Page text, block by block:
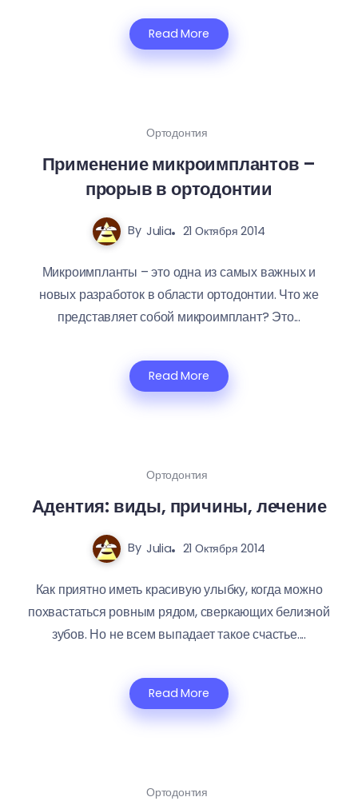
Read More
Ортодонтия
Применение микроимплантов –
прорыв в ортодонтии
By Julia 21 Октября 2014
Микроимпланты – это одна из самых важных и
новых разработок в области ортодонтии. Что же
представляет собой микроимплант? Это...
Read More
Ортодонтия
Адентия: виды, причины, лечение
By Julia 21 Октября 2014
Как приятно иметь красивую улыбку, когда можно
похвастаться ровным рядом, сверкающих белизной
зубов. Но не всем выпадает такое счастье....
Read More
Ортодонтия